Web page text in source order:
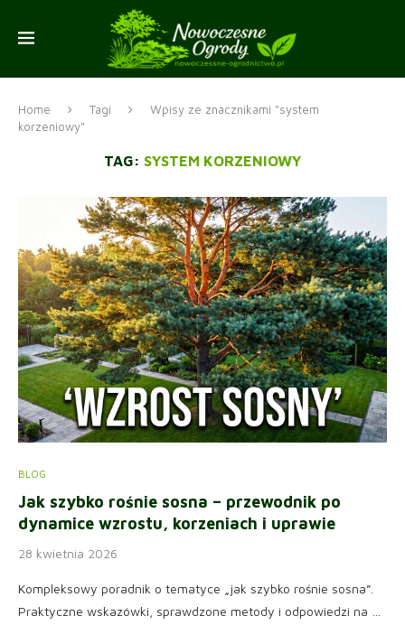
Home Tagi
Wpisy ze znacznikami "system
korzeniowy"
TAG: SYSTEM KORZENIOWY
BLOG
Jak szybko rośnie sosna – przewodnik po
dynamice wzrostu, korzeniach i uprawie
28 kwietnia 2026
Kompleksowy poradnik o tematyce „jak szybko rośnie sosna”.
Praktyczne wskazówki, sprawdzone metody i odpowiedzi na …